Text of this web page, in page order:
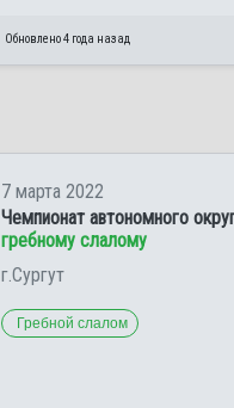
Обновлено 4 года назад
7 марта 2022
Чемпионат автономного
гребному слалому
г.Сургут
Гребной слалом